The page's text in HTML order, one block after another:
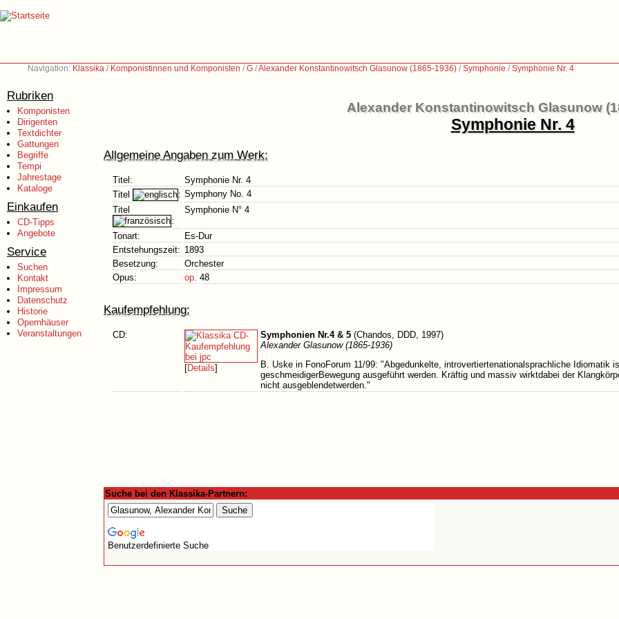
Navigation: Klassika / Komponistinnen und Komponisten /G /Alexander Konstantinowitsch Glasunow (1865-1936) /Symphonie /Symphonie Nr. 4
Rubriken
Komponisten
Dirigenten
Textdichter
Gattungen
Begriffe
Tempi
Jahrestage
Kataloge
Einkaufen
CD-Tipps
Angebote
Service
Suchen
Kontakt
Impressum
Datenschutz
Historie
Opernhäuser
Veranstaltungen
Alexander Konstantinowitsch Glasunow
Symphonie Nr. 4
Allgemeine Angaben zum Werk:
Titel:
Symphonie Nr. 4
Titel
: Symphony No. 4
Titel
:
Symphonie N° 4
Tonart:
Es-Dur
Entstehungszeit: 1893
Besetzung:
Orchester
Opus:
op. 48
Kaufempfehlung:
CD:
[Details]
Symphonien Nr.4 & 5 (Chandos, DDD, 1997)
Alexander Glasunow (1865-1936)
B. Uske in FonoForum 11/99: "Abgedunkelte, introvertiertenationalsprachliche Idiomatik
geschmeidigerBewegung ausgeführt werden. Kräftig und massiv wirktdabei der
nicht ausgeblendetwerden."
Suche bei den Klassika-Partnern:
Benutzerdefinierte Suche